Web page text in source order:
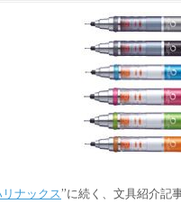
リナックス”に続く、文具紹介記